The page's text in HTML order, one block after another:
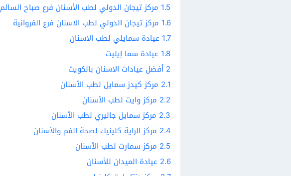
1.5 مركز تيجان الدولي لطب الأسنان فرع صباح السالم
1.6 مركز تيجان الدولي لطب الاسنان فرع الفروانية
1.7 عيادة سمايلي لطب الاسنان
1.8 عيادة سما إيليت
2 أفضل عيادات الاسنان بالكويت
2.1 مركز كيدز سمايل لطب الأسنان
2.2 مركز وايت لطب الأسنان
2.3 مركز سمايل جاليري لطب الأسنان
2.4 مركز الراية كلينيك لصحة الفم والأسنان
2.5 مركز سمارت لطب الأسنان
2.6 عيادة الميدان للأسنان